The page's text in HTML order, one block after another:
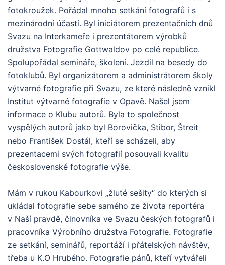
fotokroužek. Pořádal mnoho setkání fotografů i s
mezinárodní účastí. Byl iniciátorem prezentačních dnů
Svazu na Interkameře i prezentátorem výrobků
družstva Fotografie Gottwaldov po celé republice.
Spolupořádal semináře, školení. Jezdil na besedy do
fotoklubů. Byl organizátorem a administrátorem školy
výtvarné fotografie při Svazu, ze které následně vznikl
Institut výtvarné fotografie v Opavě. Našel jsem
informace o Klubu autorů. Byla to společnost
vyspělých autorů jako byl Borovička, Stibor, Štreit
nebo František Dostál, kteří se scházeli, aby
prezentacemi svých fotografií posouvali kvalitu
československé fotografie výše.
Mám v rukou Kabourkovi „žluté sešity“ do kterých si
ukládal fotografie sebe samého ze života reportéra
v Naší pravdě, činovníka ve Svazu českých fotografů i
pracovníka Výrobního družstva Fotografie. Fotografie
ze setkání, seminářů, reportáží i přátelských návštěv,
třeba u K.O Hrubého. Fotografie pánů, kteří vytvářeli